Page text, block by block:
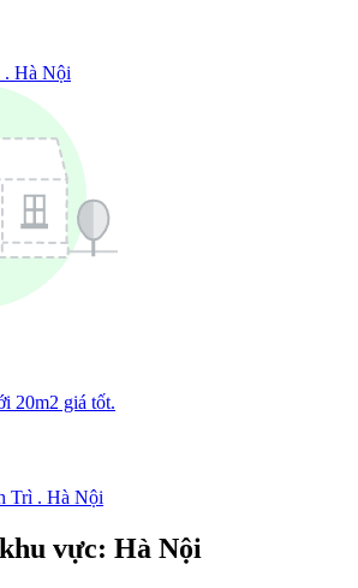
. Hà Nội
20m2 giá tốt.
Trì . Hà Nội
vực: Hà Nội